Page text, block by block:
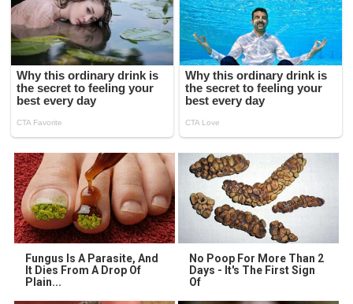
Fungus Is A Parasite, And
It Dies From A Drop Of
Plain...
No Poop For More Than 2
Days - It's The First Sign
Of